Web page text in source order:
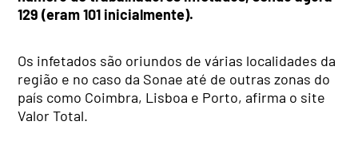
129 (eram 101 inicialmente).
Os infetados são oriundos de várias localidades da
região e no caso da Sonae até de outras zonas do
país como Coimbra, Lisboa e Porto, afirma o site
Valor Total.